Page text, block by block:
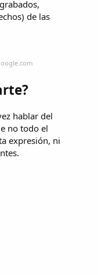
de las
hablar del
no todo el
expresión, ni